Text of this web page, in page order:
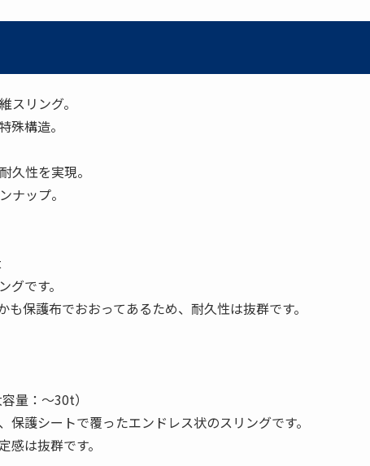
スリング。
殊構造。
久性を実現。
ナップ。
です。
保護布でおおってあるため、耐久性は抜群です。
量：〜30t）
護シートで覆ったエンドレス状のスリングです。
は抜群です。